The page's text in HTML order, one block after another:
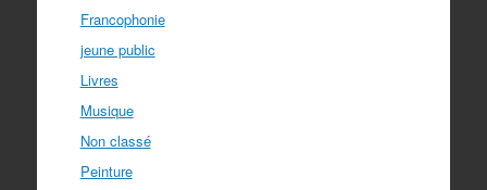
Francophonie
jeune public
Livres
Musique
Non classé
Peinture